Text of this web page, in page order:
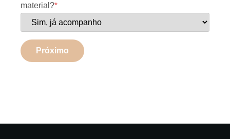
material?*
Próximo